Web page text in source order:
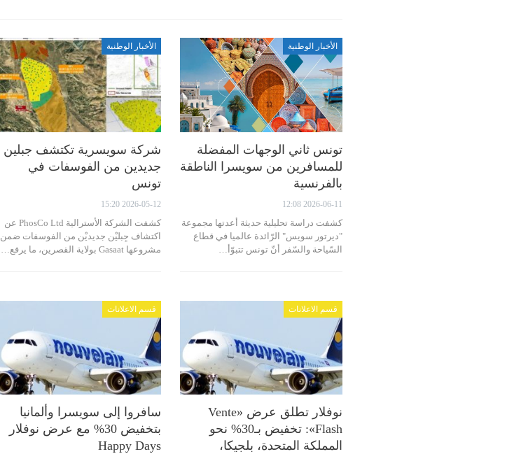
الأخبار الوطنية
تونس ثاني الوجهات المفضلة
للمسافرين من سويسرا الناطقة
بالفرنسية
2026-06-11 12:08
كشفت دراسة تحليلية حديثة أعدتها مجموعة
"ديرتور سويس" الرّائدة عالميا في قطاع
السّياحة والسّفر أنّ تونس تتبوّأ…
الأخبار الوطنية
شركة سويسرية تكتشف جبلين
جديدين من الفوسفات في
تونس
2026-05-12 15:20
كشفت الشركة الأسترالية PhosCo Ltd عن
اكتشاف جِبليْن جديديْن من الفوسفات ضمن
مشروعها Gasaat بولاية القصرين، ما يرفع…
قسم الاعلانات
نوفلار تطلق عرض «Vente
Flash»: تخفيض بـ30% نحو
المملكة المتحدة، بلجيكا،
قسم الاعلانات
سافروا إلى سويسرا وألمانيا
بتخفيض 30% مع عرض نوفلار
Happy Days